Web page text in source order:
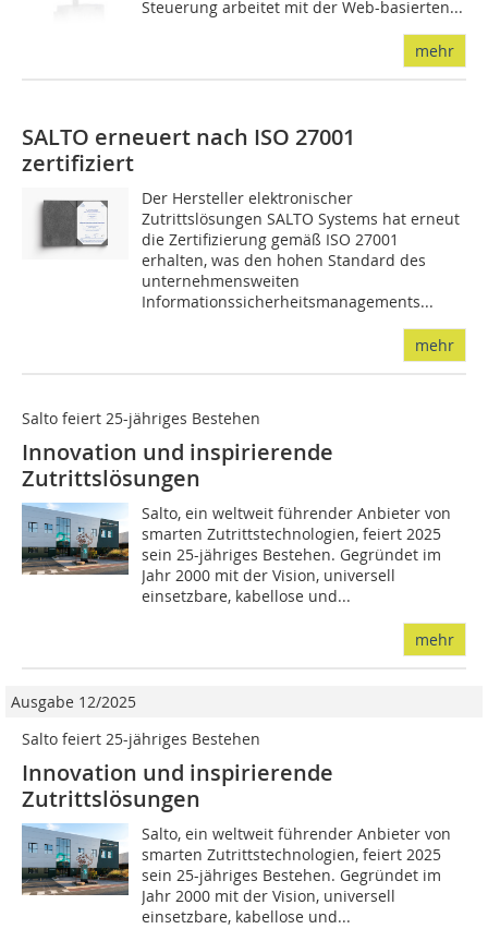
Steuerung arbeitet mit der Web-basierten...
mehr
SALTO erneuert nach ISO 27001
zertifiziert
Der Hersteller elektronischer
Zutrittslösungen SALTO Systems hat erneut
die Zertifizierung gemäß ISO 27001
erhalten, was den hohen Standard des
unternehmensweiten
Informationssicherheitsmanagements...
mehr
Salto feiert 25-jähriges Bestehen
Innovation und inspirierende
Zutrittslösungen
Salto, ein weltweit führender Anbieter von
smarten Zutrittstechnologien, feiert 2025
sein 25-jähriges Bestehen. Gegründet im
Jahr 2000 mit der Vision, universell
einsetzbare, kabellose und...
mehr
Ausgabe 12/2025
Salto feiert 25-jähriges Bestehen
Innovation und inspirierende
Zutrittslösungen
Salto, ein weltweit führender Anbieter von
smarten Zutrittstechnologien, feiert 2025
sein 25-jähriges Bestehen. Gegründet im
Jahr 2000 mit der Vision, universell
einsetzbare, kabellose und...